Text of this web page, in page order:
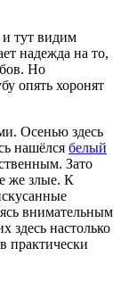
тут видим
надежда на то,
Но
опять хоронят
Осенью здесь
нашёлся белый
Зато
же злые. К
внимательным
здесь настолько
практически